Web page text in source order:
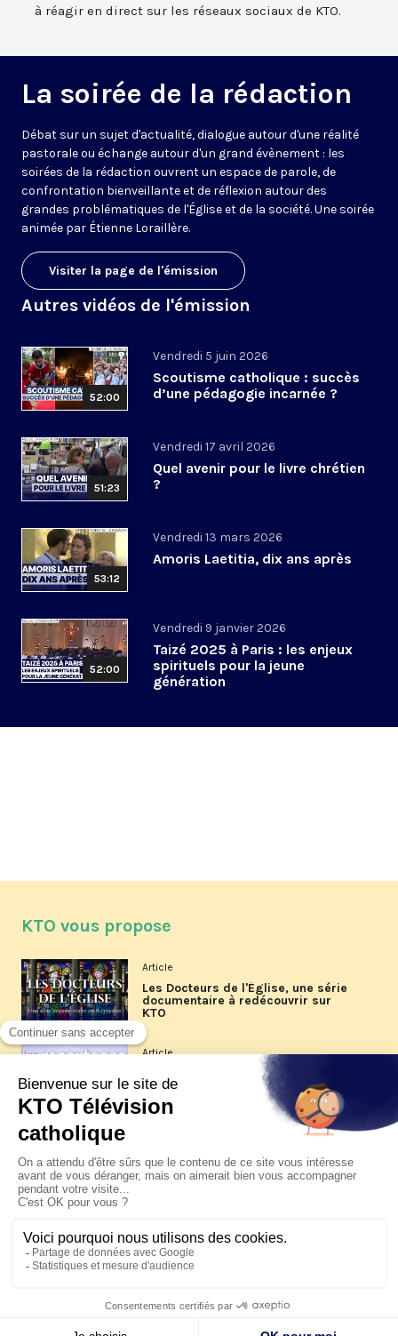
à réagir en direct sur les réseaux sociaux de KTO.
La soirée de la rédaction
Débat sur un sujet d'actualité, dialogue autour d'une réalité
pastorale ou échange autour d'un grand évènement : les
soirées de la rédaction ouvrent un espace de parole, de
confrontation bienveillante et de réflexion autour des
grandes problématiques de l'Église et de la société. Une soirée
animée par Étienne Loraillère.
Visiter la page de l'émission
Autres vidéos de l'émission
52:00
Vendredi 5 juin 2026
Scoutisme catholique : succès
d’une pédagogie incarnée ?
51:23
Vendredi 17 avril 2026
Quel avenir pour le livre chrétien
?
53:12
Vendredi 13 mars 2026
Amoris Laetitia, dix ans après
52:00
Vendredi 9 janvier 2026
Taizé 2025 à Paris : les enjeux
spirituels pour la jeune
génération
KTO vous propose
Article
Les Docteurs de l'Église, une série
documentaire à redécouvrir sur
KTO
Article
Les reportages d'été 2026 de KTO
La visite pastorale du pape Léon
XIV à Assise à suivre sur KTO le
jeudi 6 août
Le pape en Uruguay, Argentine et
Pérou du 6 au 17 novembre 2026